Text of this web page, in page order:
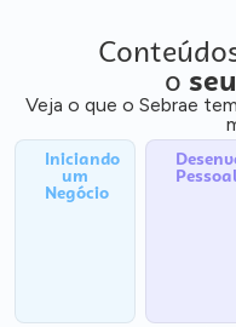
o
Veja o que o Sebrae
Iniciando
um
Negócio